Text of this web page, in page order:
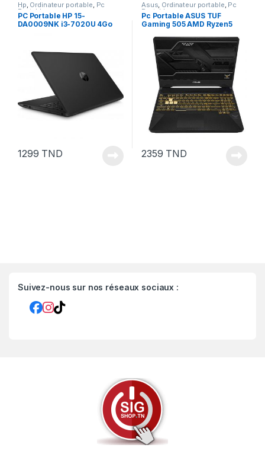
Hp, Ordinateur portable, Pc
Portable
PC Portable HP 15-
DA0009NK i3-7020U 4Go
1299 TND
Asus, Ordinateur portable, Pc
Portable
Pc Portable ASUS TUF
Gaming 505 AMD Ryzen5
GeForce GTX 1650 4Go Noir
2359 TND
Suivez-nous sur nos réseaux sociaux :